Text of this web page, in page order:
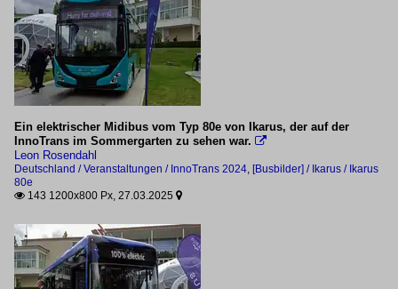
D.744.5 (DualShunter 2000)
Kroatien
Bahndienstfahrzeuge
Reihe 9021
ÖBB ServiceJet (X 122)
Ein elektrischer Midibus vom Typ 80e von Ikarus, der auf der
InnoTrans im Sommergarten zu sehen war. 
Leon Rosendahl
Deutschland / Veranstaltungen / InnoTrans 2024, [Busbilder] / Ikarus / Ikarus
80e
 143 1200x800 Px, 27.03.2025 